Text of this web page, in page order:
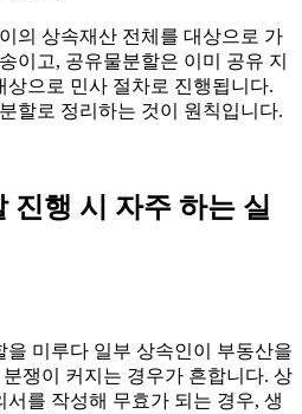
의 상속재산 전체를 대상으로 가
이고, 공유물분할은 이미 공유 지
상으로 민사 절차로 진행됩니다.
할로 정리하는 것이 원칙입니다.
진행 시 자주 하는 실
을 미루다 일부 상속인이 부동산을
쟁이 커지는 경우가 흔합니다. 상
를 작성해 무효가 되는 경우, 생